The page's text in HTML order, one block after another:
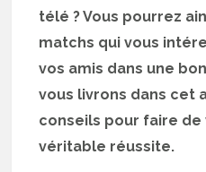
télé ? Vous pourrez
matchs qui vous
vos amis dans une
vous livrons dans cet
conseils pour faire
véritable réussite.